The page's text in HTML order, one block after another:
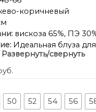
коричневый
вискоза 65%, ПЭ
Идеальная блуза
фигуры и подарит
воротник
Развернуть/свернуть
50 52 54 56